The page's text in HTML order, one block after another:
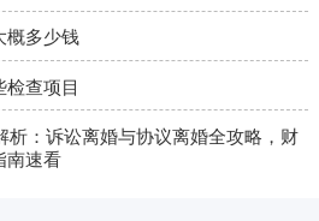
概多少钱
查项目
析：诉讼离婚与协议离婚全攻略，财
南速看